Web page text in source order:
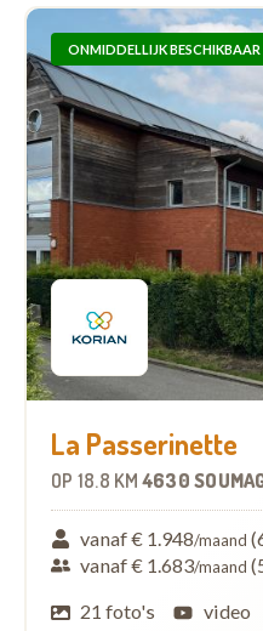
ONMIDDELLIJK BESCHIKBAAR
La Passerinette
OP 18.8 KM 4630
vanaf € 1.948/maand
vanaf € 1.683/maand
21 foto's
video